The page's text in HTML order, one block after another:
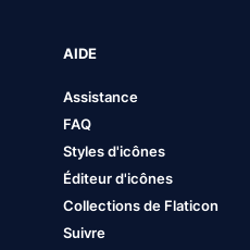
AIDE
Assistance
FAQ
Styles d'icônes
Éditeur d'icônes
Collections de Flaticon
Suivre